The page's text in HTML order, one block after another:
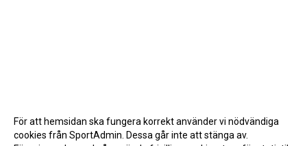
För att hemsidan ska fungera korrekt använder vi nödvändiga
cookies från SportAdmin. Dessa går inte att stänga av.